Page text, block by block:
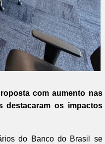
com aumento nas
destacaram os impactos
do Banco do Brasil se